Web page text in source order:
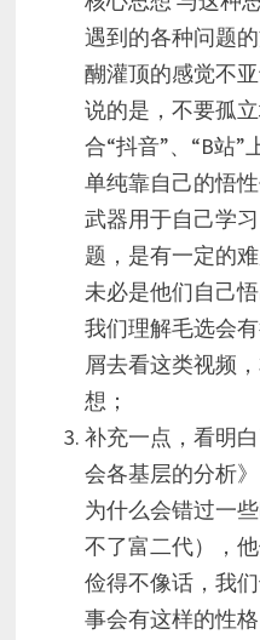
遇到的各种问题
醐灌顶的感觉不
说的是，不要孤
合“抖音”、“B站”
单纯靠自己的悟
武器用于自己学
题，是有一定的
未必是他们自己
我们理解毛选会
屑去看这类视频
想；
补充一点，看明
会各基层的分析
为什么会错过一
不了富二代），
俭得不像话，我
事会有这样的性